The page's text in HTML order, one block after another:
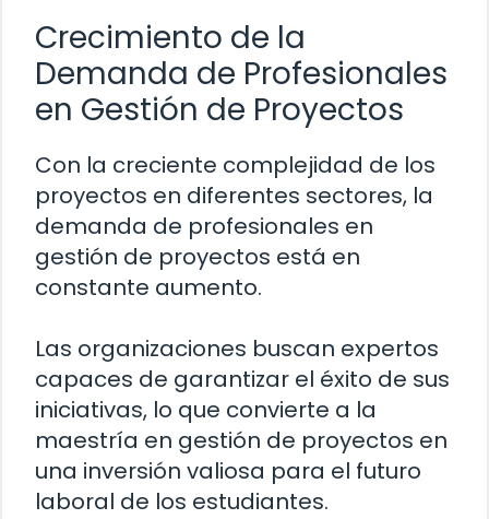
Crecimiento de la
Demanda de Profesionales
en Gestión de Proyectos
Con la creciente complejidad de los
proyectos en diferentes sectores, la
demanda de profesionales en
gestión de proyectos está en
constante aumento.
Las organizaciones buscan expertos
capaces de garantizar el éxito de sus
iniciativas, lo que convierte a la
maestría en gestión de proyectos en
una inversión valiosa para el futuro
laboral de los estudiantes.